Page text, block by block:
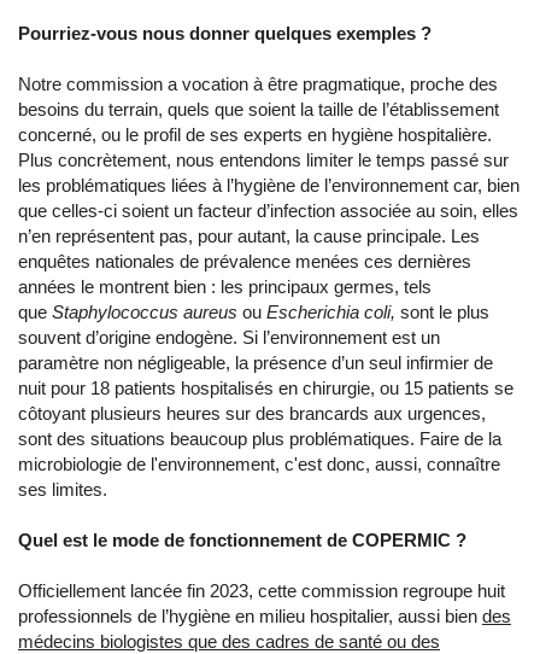
Pourriez-vous nous donner quelques exemples ?
Notre commission a vocation à être pragmatique, proche des
besoins du terrain, quels que soient la taille de l’établissement
concerné, ou le profil de ses experts en hygiène hospitalière.
Plus concrètement, nous entendons limiter le temps passé sur
les problématiques liées à l’hygiène de l’environnement car, bien
que celles-ci soient un facteur d’infection associée au soin, elles
n’en représentent pas, pour autant, la cause principale. Les
enquêtes nationales de prévalence menées ces dernières
années le montrent bien : les principaux germes, tels
que Staphylococcus aureus ou Escherichia coli, sont le plus
souvent d’origine endogène. Si l’environnement est un
paramètre non négligeable, la présence d’un seul infirmier de
nuit pour 18 patients hospitalisés en chirurgie, ou 15 patients se
côtoyant plusieurs heures sur des brancards aux urgences,
sont des situations beaucoup plus problématiques. Faire de la
microbiologie de l'environnement, c'est donc, aussi, connaître
ses limites.
Quel est le mode de fonctionnement de COPERMIC ?
Officiellement lancée fin 2023, cette commission regroupe huit
professionnels de l’hygiène en milieu hospitalier, aussi bien des
médecins biologistes que des cadres de santé ou des